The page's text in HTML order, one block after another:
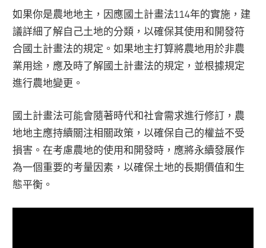
如果你是農地地主，因應國土計畫法114年的實施，建
議詳細了解自己土地的分類，以確保其使用和開發符
合國土計畫法的規定。如果地主打算將農地用於非農
業用途，應及時了解國土計畫法的規定，並根據規定
進行農地變更。
國土計畫法可能會隨著時代和社會需求進行修訂，農
地地主應持續關注相關政策，以確保自己的權益不受
損害。在考慮農地的使用和開發時，應將永續發展作
為一個重要的考量因素，以確保土地的長期價值和生
態平衡。